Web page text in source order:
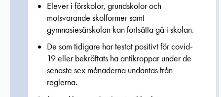
Elever i förskolor, grundskolor och
motsvarande skolformer samt
gymnasiesärskolan kan fortsätta gå i skolan.
De som tidigare har testat positivt för covid-
19 eller bekräftats ha antikroppar under de
senaste sex månaderna undantas från
reglerna.